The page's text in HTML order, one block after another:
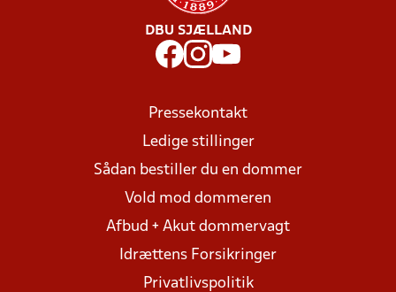
DBU SJÆLLAND
Pressekontakt
Ledige stillinger
Sådan bestiller du en dommer
Vold mod dommeren
Afbud + Akut dommervagt
Idrættens Forsikringer
Privatlivspolitik